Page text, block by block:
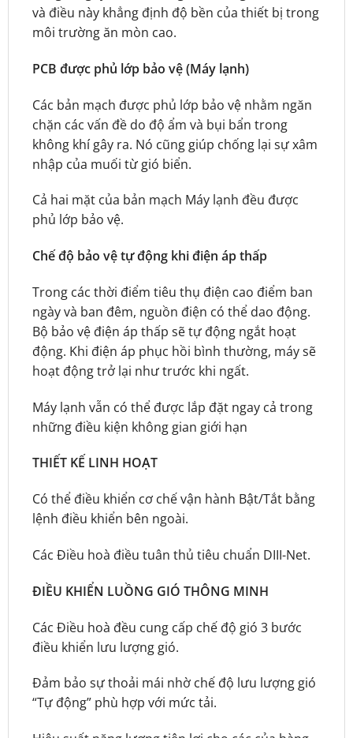
và điều này khẳng định độ bền của thiết bị trong
môi trường ăn mòn cao.
PCB được phủ lớp bảo vệ (Máy lạnh)
Các bản mạch được phủ lớp bảo vệ nhằm ngăn
chặn các vấn đề do độ ẩm và bụi bẩn trong
không khí gây ra. Nó cũng giúp chống lại sự xâm
nhập của muối từ gió biển.
Cả hai mặt của bản mạch Máy lạnh đều được
phủ lớp bảo vệ.
Chế độ bảo vệ tự động khi điện áp thấp
Trong các thời điểm tiêu thụ điện cao điểm ban
ngày và ban đêm, nguồn điện có thể dao động.
Bộ bảo vệ điện áp thấp sẽ tự động ngắt hoạt
động. Khi điện áp phục hồi bình thường, máy sẽ
hoạt động trở lại như trước khi ngất.
Máy lạnh vẫn có thể được lắp đặt ngay cả trong
những điều kiện không gian giới hạn
THIẾT KẾ LINH HOẠT
Có thể điều khiển cơ chế vận hành Bật/Tắt bằng
lệnh điều khiển bên ngoài.
Các Điều hoà điều tuân thủ tiêu chuẩn DIII-Net.
ĐIỀU KHIỂN LUỒNG GIÓ THÔNG MINH
Các Điều hoà đều cung cấp chế độ gió 3 bước
điều khiển lưu lượng gió.
Đảm bảo sự thoải mái nhờ chế độ lưu lượng gió
“Tự động” phù hợp với mức tải.